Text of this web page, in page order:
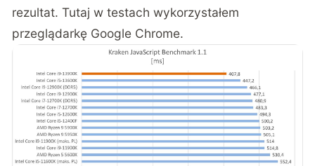
rezultat. Tutaj w testach wykorzystałem
przeglądarkę Google Chrome.